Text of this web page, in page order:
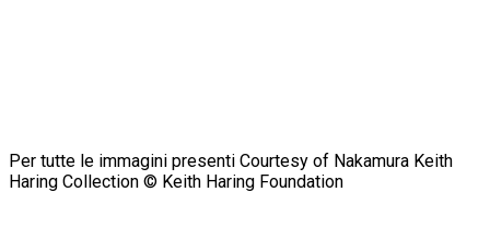
Per tutte le immagini presenti Courtesy of Nakamura Keith
Haring Collection © Keith Haring Foundation